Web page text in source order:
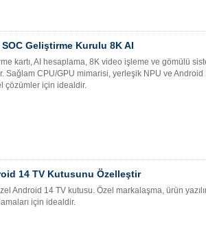
Geliştirme Kurulu 8K AI
kartı, AI hesaplama, 8K video işleme ve gömülü
Sağlam CPU/GPU mimarisi, yerleşik NPU ve
çözümler için idealdir.
14 TV Kutusunu Özelleştir
Android 14 TV kutusu. Özel markalaşma, ürün
için idealdir.